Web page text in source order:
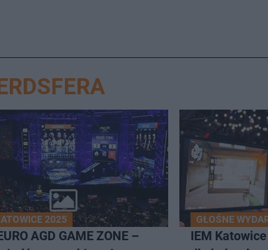
2025
AGD GAME ZONE –
GŁOŚNE
IEM